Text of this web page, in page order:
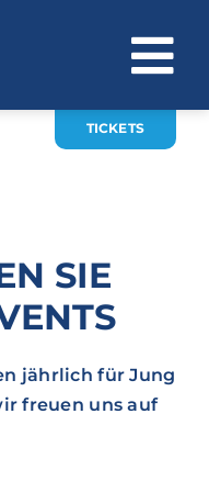
TICKETS
SIE
jährlich für Jung
freuen uns auf